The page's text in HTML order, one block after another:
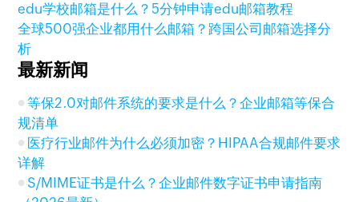
edu学校邮箱是什么？5分钟申请edu邮箱教程
全球500强企业都用什么邮箱？跨国公司邮箱选择分
析
最新新闻
等保2.0对邮件系统的要求是什么？企业邮箱等保合
规清单
医疗行业邮件为什么必须加密？HIPAA合规邮件要求
详解
S/MIME证书是什么？企业邮件数字证书申请指南